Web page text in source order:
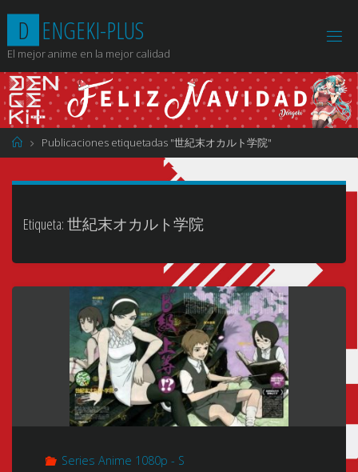
contenido
D ENGEKI-PLUS
El mejor anime en la mejor calidad
Página
de
Publicaciones etiquetadas "世紀末オカルト学院"
Etiqueta: 世紀末オカルト学院
Series Anime 1080p - S